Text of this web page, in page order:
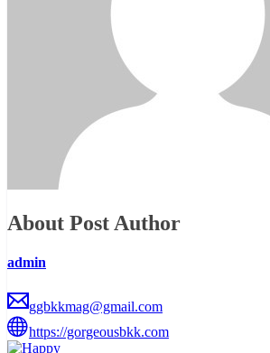
About Post Author
admin
ggbkkmag@gmail.com
https://gorgeousbkk.com